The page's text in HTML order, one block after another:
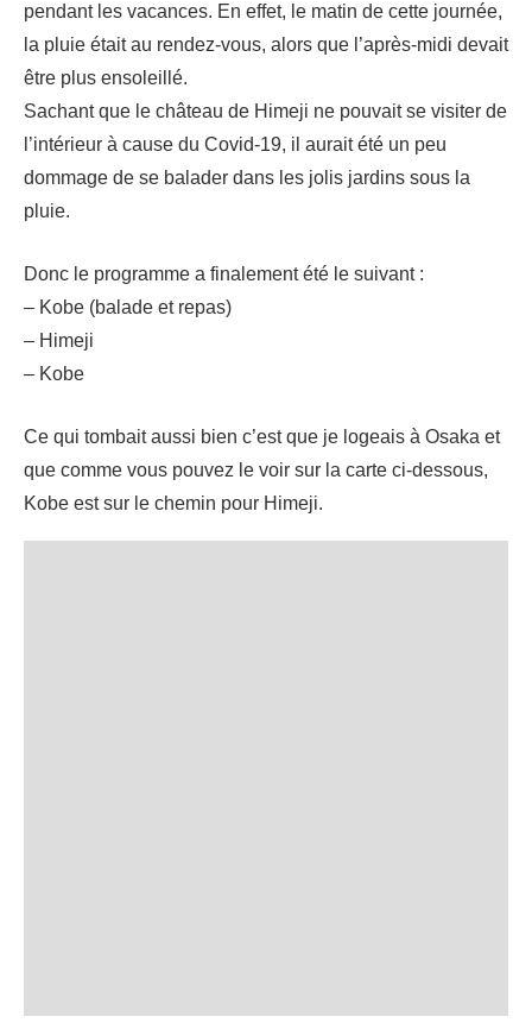
pendant les vacances. En effet, le matin de cette journée,
la pluie était au rendez-vous, alors que l’après-midi devait
être plus ensoleillé.
Sachant que le château de Himeji ne pouvait se visiter de
l’intérieur à cause du Covid-19, il aurait été un peu
dommage de se balader dans les jolis jardins sous la
pluie.
Donc le programme a finalement été le suivant :
– Kobe (balade et repas)
– Himeji
– Kobe
Ce qui tombait aussi bien c’est que je logeais à Osaka et
que comme vous pouvez le voir sur la carte ci-dessous,
Kobe est sur le chemin pour Himeji.